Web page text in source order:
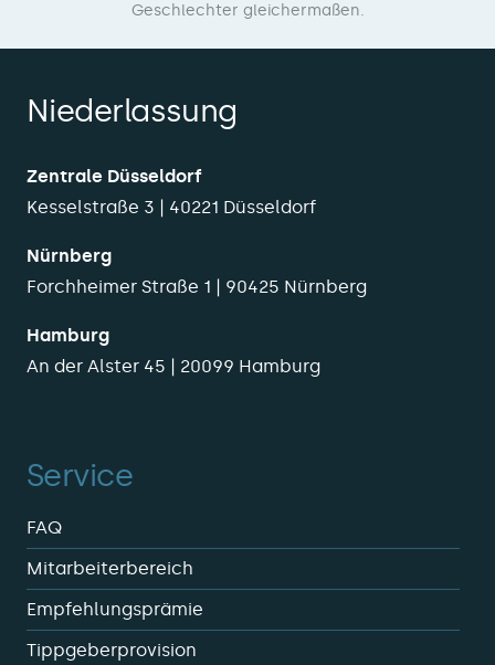
Geschlechter gleichermaßen.
Niederlassung
Zentrale Düsseldorf
Kesselstraße 3 | 40221 Düsseldorf
Nürnberg
Forchheimer Straße 1 | 90425 Nürnberg
Hamburg
An der Alster 45 | 20099 Hamburg
Service
FAQ
Mitarbeiterbereich
Empfehlungsprämie
Tippgeberprovision